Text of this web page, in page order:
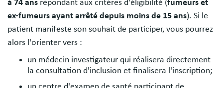
à 74 ans répondant aux critères d'éligibilité (fumeurs et
ex-fumeurs ayant arrêté depuis moins de 15 ans). Si le
patient manifeste son souhait de participer, vous pourrez
alors l'orienter vers :
un médecin investigateur qui réalisera directement
la consultation d'inclusion et finalisera l'inscription;